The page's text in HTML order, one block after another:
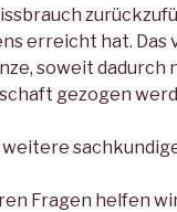
erreicht hat. Das
soweit
gezogen
weitere
Fragen helfen